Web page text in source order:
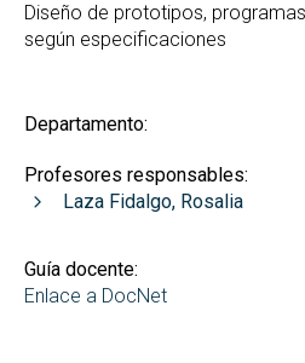
Diseño de prototipos,
según especificaciones
Departamento:
Profesores responsables:
Laza Fidalgo, Rosalia
Guía docente:
Enlace a DocNet